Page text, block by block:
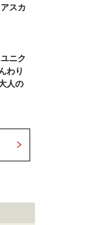
スカ
ニク
わり
人の